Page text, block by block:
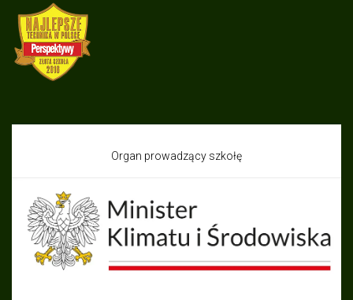
Organ prowadzący szkołę